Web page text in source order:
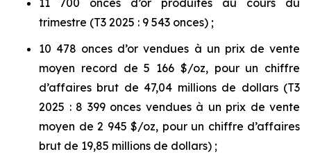
trimestre (T3 2025 : 9 543 onces) ;
10 478 onces d’or vendues à un prix de vente
moyen record de 5 166 $/oz, pour un chiffre
d’affaires brut de 47,04 millions de dollars (T3
2025 : 8 399 onces vendues à un prix de vente
moyen de 2 945 $/oz, pour un chiffre d’affaires
brut de 19,85 millions de dollars) ;